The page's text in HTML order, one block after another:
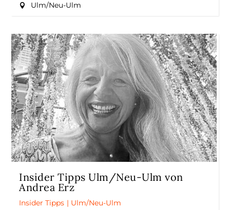
Ulm/Neu-Ulm
Insider Tipps Ulm/Neu-Ulm von
Andrea Erz
Insider Tipps | Ulm/Neu-Ulm